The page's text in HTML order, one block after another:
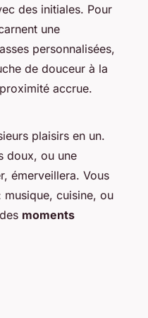
des initiales. Pour
une
personnalisées,
de douceur à la
accrue.
plaisirs en un.
doux, ou une
émerveillera. Vous
cuisine, ou
moments